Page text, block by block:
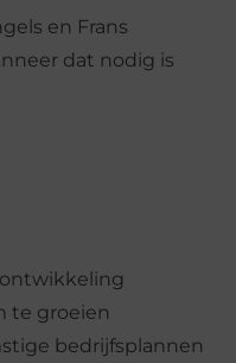
en Frans
dat nodig is
te groeien
bedrijfsplannen